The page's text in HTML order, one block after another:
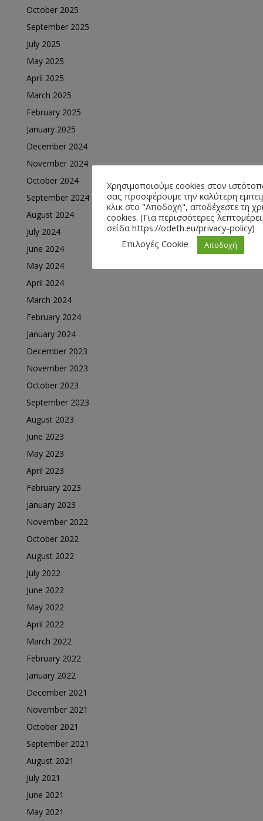
October 2025
September 2025
July 2025
May 2025
April 2025
March 2025
February 2025
January 2025
December 2024
November 2024
October 2024
September 2024
August 2024
July 2024
June 2024
May 2024
April 2024
March 2024
February 2024
January 2024
December 2023
November 2023
October 2023
September 2023
August 2023
June 2023
May 2023
April 2023
February 2023
January 2023
November 2022
October 2022
August 2022
July 2022
June 2022
May 2022
April 2022
March 2022
February 2022
January 2022
December 2021
November 2021
October 2021
September 2021
August 2021
July 2021
June 2021
May 2021
Χρησιμοποιούμε cookies στον
σας προσφέρουμε την καλύτερη
κλικ στο "Αποδοχή", αποδέχεστε τη
cookies. (Για περισσότερες
σείδα https://odeth.eu/privacy-policy)
Επιλογές Cookie
Αποδοχή